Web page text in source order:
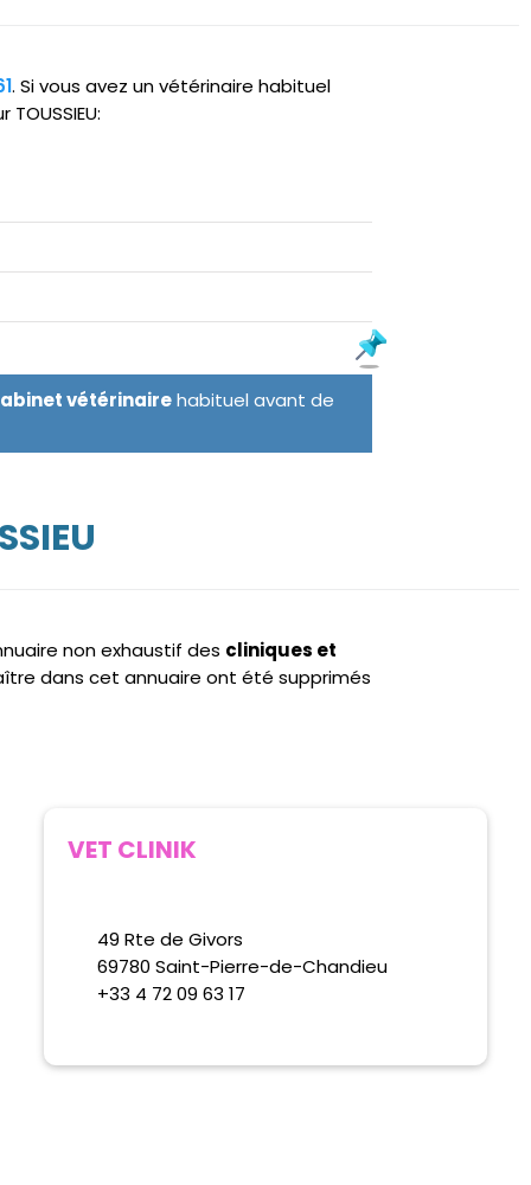
. Si vous avez un vétérinaire habituel
vétérinairehabituel avant de
non exhaustif des cliniques et
dans cet annuaire ont été supprimés
VET CLINIK
49 Rte de Givors
69780 Saint-Pierre-de-Chandieu
+33 4 72 09 63 17